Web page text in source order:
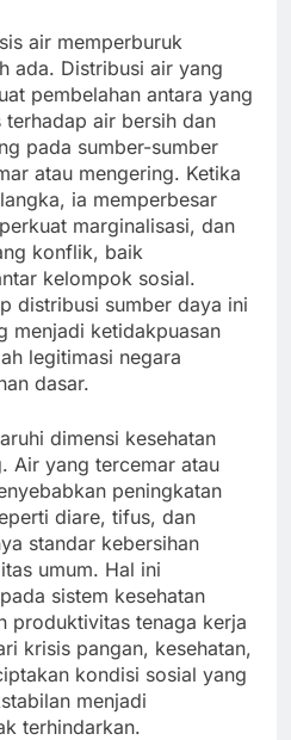
air memperburuk
ada. Distribusi air yang
pembelahan antara yang
air bersih dan
pada sumber-sumber
atau mengering. Ketika
ia memperbesar
marginalisasi, dan
konflik, baik
kelompok sosial.
distribusi sumber daya ini
menjadi ketidakpuasan
legitimasi negara
dasar.
dimensi kesehatan
Air yang tercemar atau
peningkatan
diare, tifus, dan
standar kebersihan
umum. Hal ini
sistem kesehatan
produktivitas tenaga kerja
krisis pangan, kesehatan,
kondisi sosial yang
menjadi
terhindarkan.